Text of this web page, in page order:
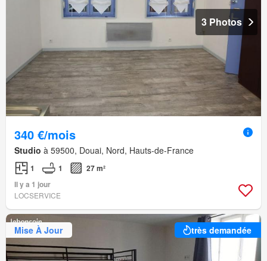
3 Photos
340 €/mois
Studio à 59500, Douai, Nord, Hauts-de-France
1 1
27 m²
Il y a 1 jour
LOCSERVICE
Mise À Jour très demandée